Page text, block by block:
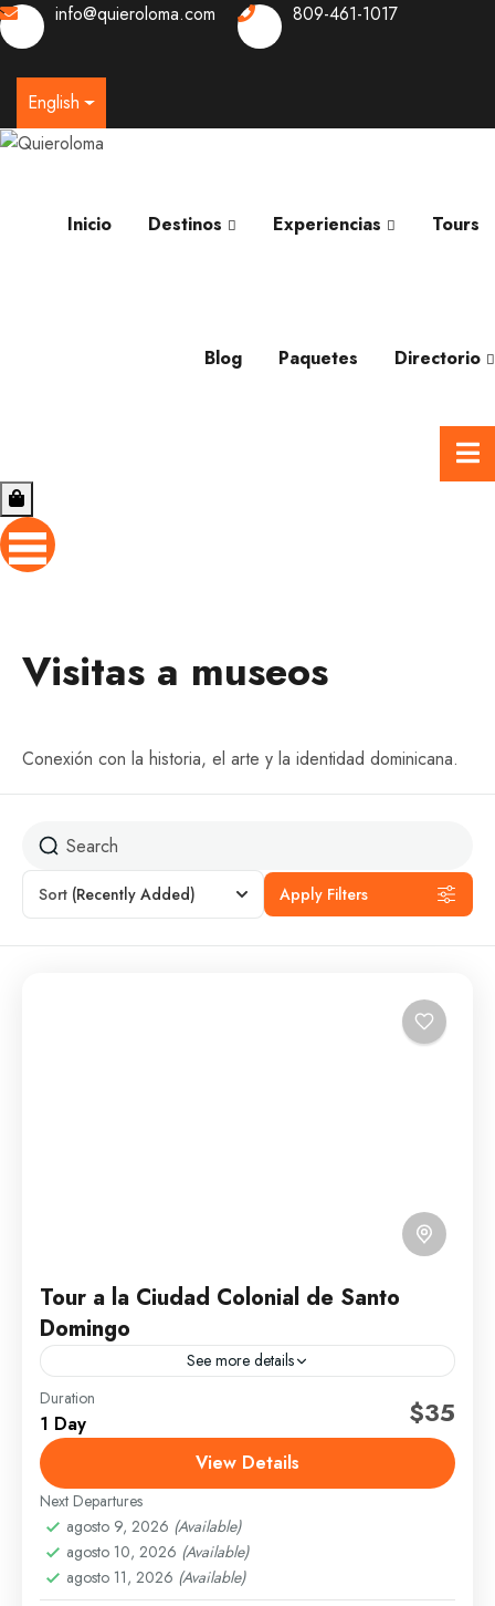
info@quieroloma.com 809-461-1017
English
Inicio Destinos Experiencias Tours
Blog Paquetes Directorio
Visitas a museos
Conexión con la historia, el arte y la identidad dominicana.
Sort (Recently Added) Apply Filters
Tour a la Ciudad Colonial de Santo
Domingo
See more details
Diario
Explora la primera ciudad del Nuevo Mundo a través
de un recorrido por sus calles coloniales,
monumentos históricos y plazas, acompañado por un
guía experto.
Santo Domingo
Fácil
6 People
Duration
1 Day $35
View Details
Next Departures
agosto 9, 2026 (Available)
agosto 10, 2026 (Available)
agosto 11, 2026 (Available)